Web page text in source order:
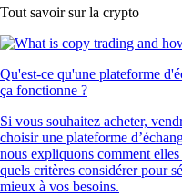
Tout savoir sur la crypto
Qu'est-ce qu'une plateforme
ça fonctionne ?
Si vous souhaitez acheter,
choisir une plateforme
nous expliquons comment
quels critères considérer pour
mieux à vos besoins.